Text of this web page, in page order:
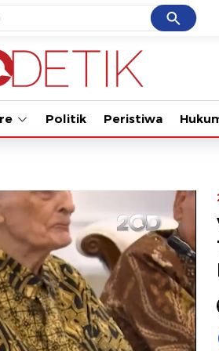
Cancel
dicari
Tonton kabar terbaru
Politik Peristiwa